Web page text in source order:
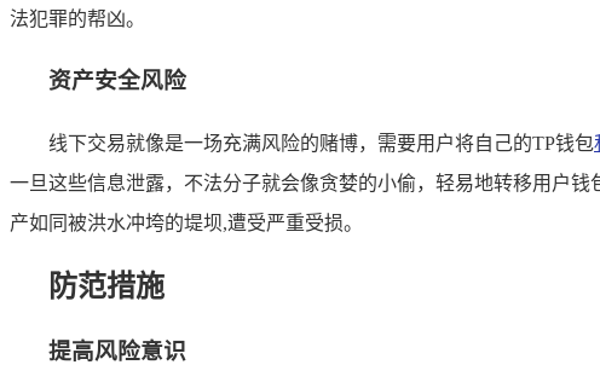
法犯罪的帮凶。
资产安全风险
线下交易就像是一场充满风险的赌博，需要用户将自己的TP钱包
一旦这些信息泄露，不法分子就会像贪婪的小偷，轻易地转移用户
产如同被洪水冲垮的堤坝,遭受严重受损。
防范措施
提高风险意识